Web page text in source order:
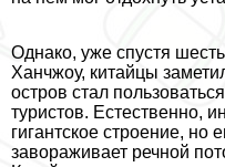
Однако, уже спустя
Ханчжоу, китайцы
остров стал
туристов. Естественно,
гигантское строение, но
завораживает речной